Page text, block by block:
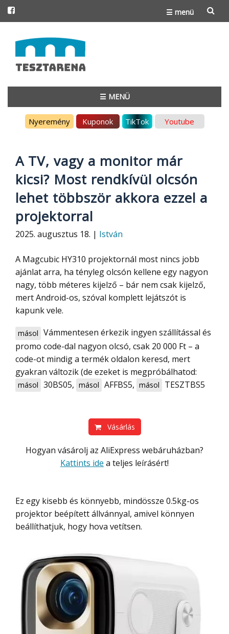
☰ menü
to
content
☰ MENÜ
Nyeremény Kuponok TikTok Youtube
A TV, vagy a monitor már
kicsi? Most rendkívül olcsón
lehet többször akkora ezzel a
projektorral
2025. augusztus 18. | István
A Magcubic HY310 projektornál most nincs jobb
ajánlat arra, ha tényleg olcsón kellene egy nagyon
nagy, több méteres kijelző – bár nem csak kijelző,
mert Android-os, szóval komplett lejátszót is
kapunk vele.
másol Vámmentesen érkezik ingyen szállítással és
promo code-dal nagyon olcsó, csak 20 000 Ft – a
code-ot mindig a termék oldalon keresd, mert
gyakran változik (de ezeket is megpróbálhatod:
másol 30BS05, másol AFFBS5, másol TESZTBS5
Vásárlás
Hogyan vásárolj az AliExpress webáruházban?
Kattints ide a teljes leírásért!
Ez egy kisebb és könnyebb, mindössze 0.5kg-os
projektor beépített állvánnyal, amivel könnyen
beállíthatjuk, hogy hova vetítsen.